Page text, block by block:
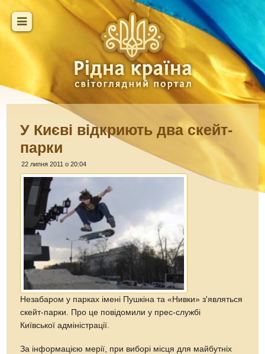
У Києві відкриють два скейт-
парки
22 липня 2011 о 20:04
Незабаром у парках імені Пушкіна та «Нивки» з'являться
скейт-парки. Про це повідомили у прес-службі
Київської адміністрації.
За інформацією мерії, при виборі місця для майбутніх